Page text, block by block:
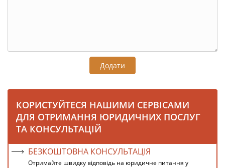
Додати
КОРИСТУЙТЕСЯ НАШИМИ СЕРВІСАМИ
ДЛЯ ОТРИМАННЯ ЮРИДИЧНИХ ПОСЛУГ
ТА КОНСУЛЬТАЦІЙ
БЕЗКОШТОВНА КОНСУЛЬТАЦІЯ
Отримайте швидку відповідь на юридичне питання у